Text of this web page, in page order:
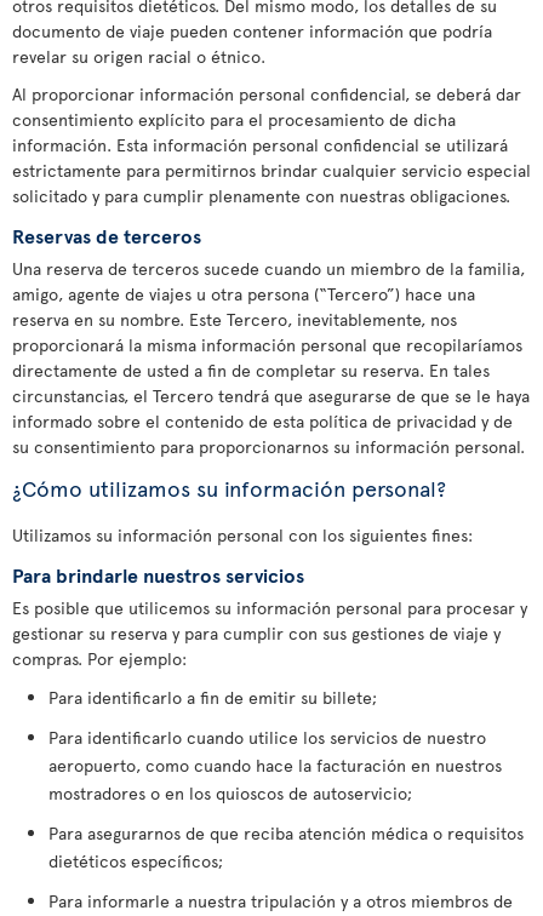
otros requisitos dietéticos. Del mismo modo, los detalles de su
documento de viaje pueden contener información que podría
revelar su origen racial o étnico.
Al proporcionar información personal confidencial, se deberá dar
consentimiento explícito para el procesamiento de dicha
información. Esta información personal confidencial se utilizará
estrictamente para permitirnos brindar cualquier servicio especial
solicitado y para cumplir plenamente con nuestras obligaciones.
Reservas de terceros
Una reserva de terceros sucede cuando un miembro de la familia,
amigo, agente de viajes u otra persona (“Tercero”) hace una
reserva en su nombre. Este Tercero, inevitablemente, nos
proporcionará la misma información personal que recopilaríamos
directamente de usted a fin de completar su reserva. En tales
circunstancias, el Tercero tendrá que asegurarse de que se le haya
informado sobre el contenido de esta política de privacidad y de
su consentimiento para proporcionarnos su información personal.
¿Cómo utilizamos su información personal?
Utilizamos su información personal con los siguientes fines:
Para brindarle nuestros servicios
Es posible que utilicemos su información personal para procesar y
gestionar su reserva y para cumplir con sus gestiones de viaje y
compras. Por ejemplo:
Para identificarlo a fin de emitir su billete;
Para identificarlo cuando utilice los servicios de nuestro
aeropuerto, como cuando hace la facturación en nuestros
mostradores o en los quioscos de autoservicio;
Para asegurarnos de que reciba atención médica o requisitos
dietéticos específicos;
Para informarle a nuestra tripulación y a otros miembros de